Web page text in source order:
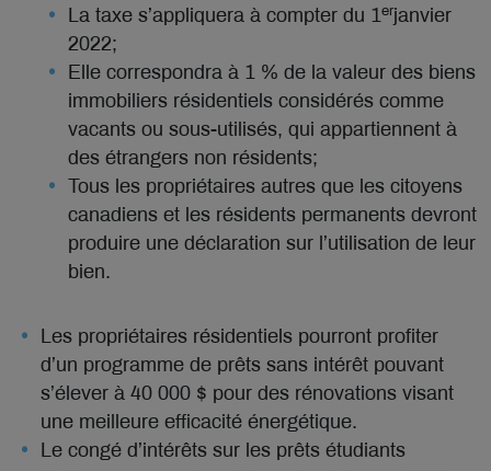
La taxe s’appliquera à compter du 1erjanvier
2022;
Elle correspondra à 1 % de la valeur des biens
immobiliers résidentiels considérés comme
vacants ou sous-utilisés, qui appartiennent à
des étrangers non résidents;
Tous les propriétaires autres que les citoyens
canadiens et les résidents permanents devront
produire une déclaration sur l’utilisation de leur
bien.
Les propriétaires résidentiels pourront profiter
d’un programme de prêts sans intérêt pouvant
s’élever à 40 000 $ pour des rénovations visant
une meilleure efficacité énergétique.
Le congé d’intérêts sur les prêts étudiants